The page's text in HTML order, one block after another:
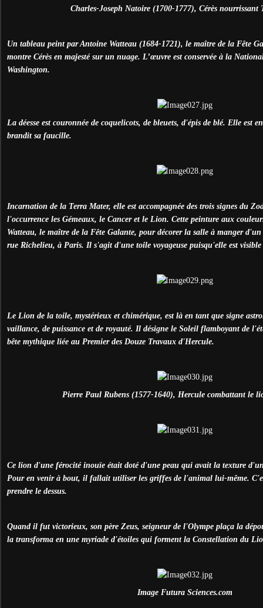
Charles-Joseph Natoire (1700-1777), Cérès nourrissant
Un tableau peint par Antoine Watteau (1684-1721), le maître de la Fête
montre Cérès en majesté sur un nuage. L’œuvre est conservée à la
Washington.
La déesse est couronnée de coquelicots, de bleuets, d'épis de blé. Elle est
brandit sa faucille.
Incarnation de la Terra Mater, elle est accompagnée des trois signes du
l'occurrence les Gémeaux, le Cancer et le Lion. Cette peinture aux
Watteau, le maître de la Fête Galante, pour décorer la salle à manger
rue Richelieu, à Paris. Il s'agit d'une toile voyageuse puisqu'elle est
Le Lion de la toile, mystérieux et chimérique, est là en tant que signe
vaillance, de puissance et de royauté. Il désigne le Soleil flamboyant de
bête mythique liée au Premier des Douze Travaux d'Hercule.
Pierre Paul Rubens (1577-1640), Hercule combattant le
Ce lion d'une férocité inouïe était doté d'une peau qui avait la texture
Pour en venir à bout, il fallait utiliser les griffes de l'animal lui-même.
prendre le dessus.
Quand il fut victorieux, son père Zeus, seigneur de l'Olympe plaça la
la transforma en une myriade d'étoiles qui forment la Constellation du
Image Futura Sciences.com